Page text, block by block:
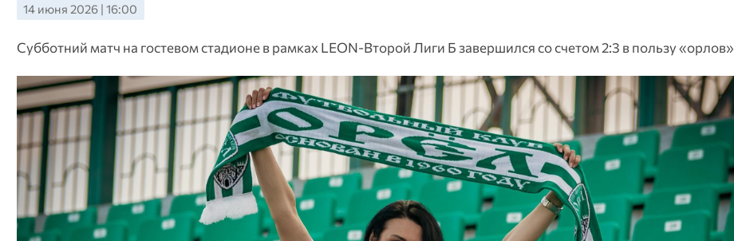
14 июня 2026 | 16:00
Субботний матч на гостевом стадионе в рамках LEON-Второй Лиги Б завершился со счетом 2:3 в пользу «орлов»